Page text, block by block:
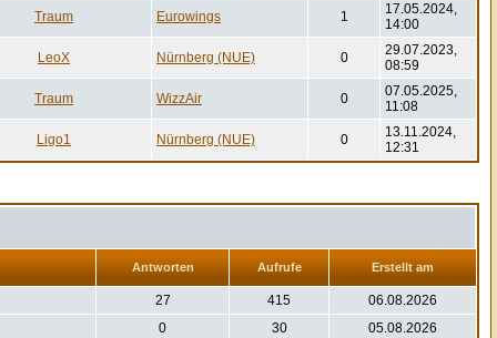
Traum Eurowings 1
17.05.2024,
14:00
LeoX Nürnberg (NUE) 0
29.07.2023,
08:59
Traum WizzAir 0
07.05.2025,
11:08
Ligo1 Nürnberg (NUE) 0
13.11.2024,
12:31
Antworten Aufrufe Erstellt am
27 415
06.08.2026
0
30 05.08.2026